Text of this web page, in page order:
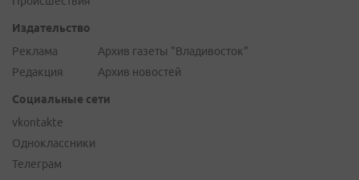
Издательство
Реклама
Редакция
Архив газеты "Владивосток"
Архив новостей
Социальные сети
vkontakte
Одноклассники
Телеграм